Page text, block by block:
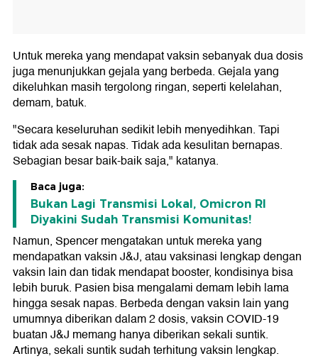
Untuk mereka yang mendapat vaksin sebanyak dua dosis
juga menunjukkan gejala yang berbeda. Gejala yang
dikeluhkan masih tergolong ringan, seperti kelelahan,
demam, batuk.
"Secara keseluruhan sedikit lebih menyedihkan. Tapi
tidak ada sesak napas. Tidak ada kesulitan bernapas.
Sebagian besar baik-baik saja," katanya.
Baca juga:
Bukan Lagi Transmisi Lokal, Omicron RI
Diyakini Sudah Transmisi Komunitas!
Namun, Spencer mengatakan untuk mereka yang
mendapatkan vaksin J&J, atau vaksinasi lengkap dengan
vaksin lain dan tidak mendapat booster, kondisinya bisa
lebih buruk. Pasien bisa mengalami demam lebih lama
hingga sesak napas. Berbeda dengan vaksin lain yang
umumnya diberikan dalam 2 dosis, vaksin COVID-19
buatan J&J memang hanya diberikan sekali suntik.
Artinya, sekali suntik sudah terhitung vaksin lengkap.